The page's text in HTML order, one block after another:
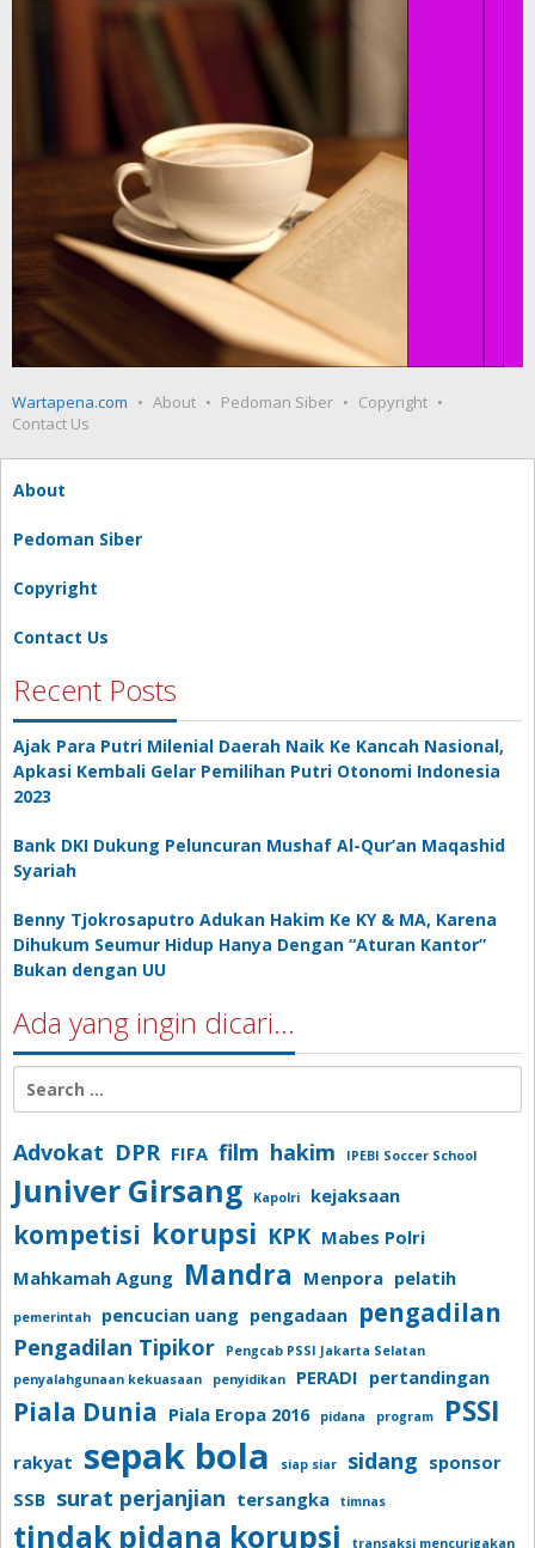
Wartapena.com About Pedoman Siber
Copyright
Contact Us
About
Pedoman Siber
Copyright
Contact Us
Recent Posts
Ajak Para Putri Milenial Daerah Naik Ke Kancah Nasional,
Apkasi Kembali Gelar Pemilihan Putri Otonomi Indonesia
2023
Bank DKI Dukung Peluncuran Mushaf Al-Qur’an Maqashid
Syariah
Benny Tjokrosaputro Adukan Hakim Ke KY & MA, Karena
Dihukum Seumur Hidup Hanya Dengan “Aturan Kantor”
Bukan dengan UU
Ada yang ingin dicari…
Search
for:
Advokat DPR FIFA film hakim IPEBI Soccer School
Juniver Girsang Kapolri kejaksaan
kompetisi korupsi KPK Mabes Polri
Mahkamah Agung Mandra Menpora pelatih
pemerintah pencucian uang pengadaan pengadilan
Pengadilan Tipikor
Pengcab PSSI Jakarta Selatan
penyalahgunaan kekuasaan
penyidikan PERADI pertandingan
Piala Dunia Piala Eropa 2016 pidana program PSSI
rakyat sepak bola siap siar sidang sponsor
SSB surat perjanjian tersangka timnas
tindak pidana korupsi transaksi mencurigakan